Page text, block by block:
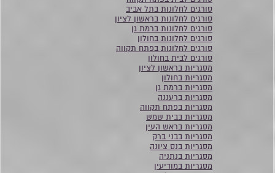
סורגים לחלונות בתל אביב
סורגים לחלונות בראשון לציון
סורגים לחלונות ברמת גן
סורגים לחלונות בחולון
סורגים לחלונות בפתח תקווה
סורגים לבית בחולון
מסגריות בראשון לציון
מסגריות בחולון
מסגריות ברמת גן
מסגריות ברעננה
מסגריות בפתח תקווה
מסגריות בבית שמש
מסגריות בראש העין
מסגריות בבני ברק
מסגריות בנס ציונה
מסגריות בנתניה
מסגריות במודיעין